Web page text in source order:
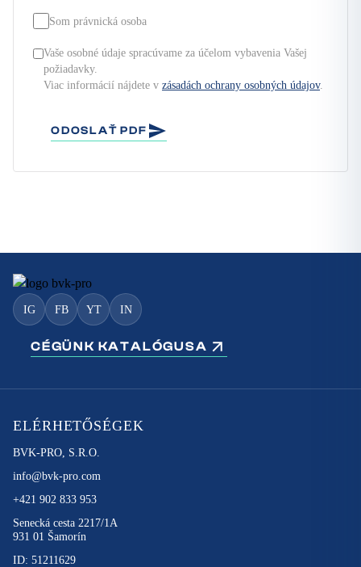
Som právnická osoba
Vaše osobné údaje spracúvame za účelom vybavenia Vašej
požiadavky.
Viac informácií nájdete v zásadách ochrany osobných údajov.
ODOSLAŤ PDF
IG FB YT IN
CÉGÜNK KATALÓGUSA
ELÉRHETŐSÉGEK
BVK-PRO, S.R.O.
info@bvk-pro.com
+421 902 833 953
Senecká cesta 2217/1A
931 01 Šamorín
ID: 51211629